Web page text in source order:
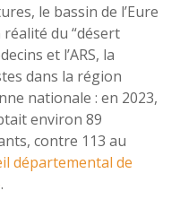
le bassin de l’Eure
réalité du “désert
et l’ARS, la
dans la région
nationale : en 2023,
environ 89
contre 113 au
départemental de
.